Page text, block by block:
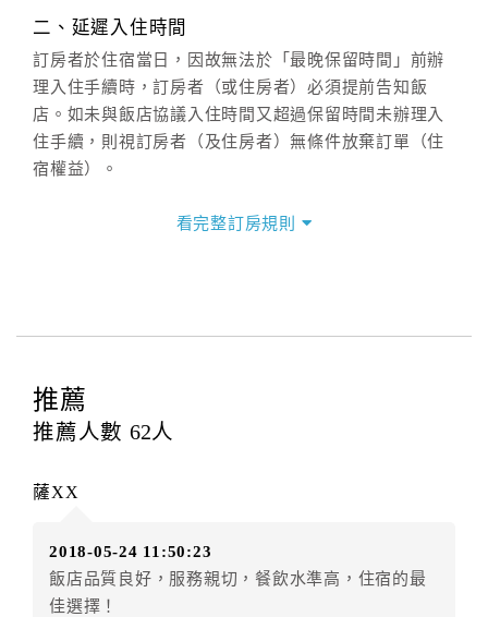
(07)9682715 。
二、延遲入住時間
訂房者於住宿當日，因故無法於「最晚保留時間」前辦
理入住手續時，訂房者（或住房者）必須提前告知飯
店。如未與飯店協議入住時間又超過保留時間未辦理入
住手續，則視訂房者（及住房者）無條件放棄訂單（住
宿權益）。
四、訂單異動
提出申辦不得異動訂單。
每筆訂單異動限定
辦理取消退款。
房者應補足差額。（限原訂飯店）
房者不得要求退其差額。（限原訂飯店）
五、保留住宿權益(保留住房)
看完整訂房規則
推薦
推薦人數 62人
薩XX
2018-05-24 11:50:23
飯店品質良好，服務親切，餐飲水準高，住宿的最
佳選擇！